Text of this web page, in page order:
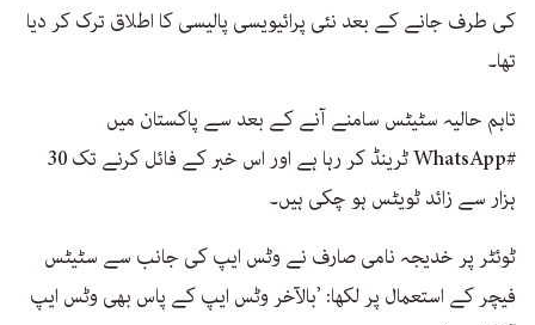
کی طرف جانے کے بعد نئی پرائیویسی پالیسی کا اطلاق ترک کر دیا
تھا۔
تاہم حالیہ سٹیٹس سامنے آنے کے بعد سے پاکستان میں
#WhatsApp ٹرینڈ کر رہا ہے اور اس خبر کے فائل کرنے تک 30
ہزار سے زائد ٹویٹس ہو چکی ہیں۔
ٹوئٹر پر خدیجہ نامی صارف نے وٹس ایپ کی جانب سے سٹیٹس
فیچر کے استعمال پر لکھا: ’بالآخر وٹس ایپ کے پاس بھی وٹس ایپ